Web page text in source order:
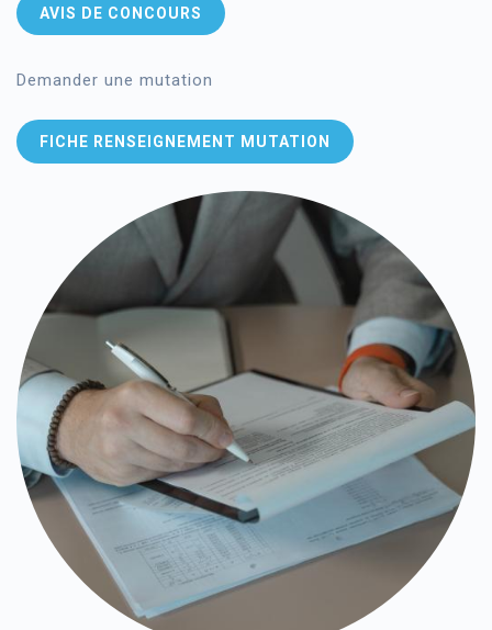
AVIS DE CONCOURS
Demander une mutation
FICHE RENSEIGNEMENT MUTATION